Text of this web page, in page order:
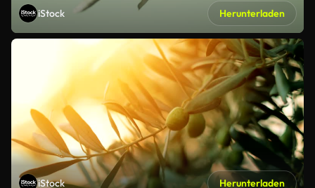
iStock Herunterladen
iStock Herunterladen